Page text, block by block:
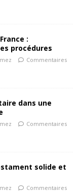
:
procédures
Commentaires
dans une
Commentaires
solide et
Commentaires